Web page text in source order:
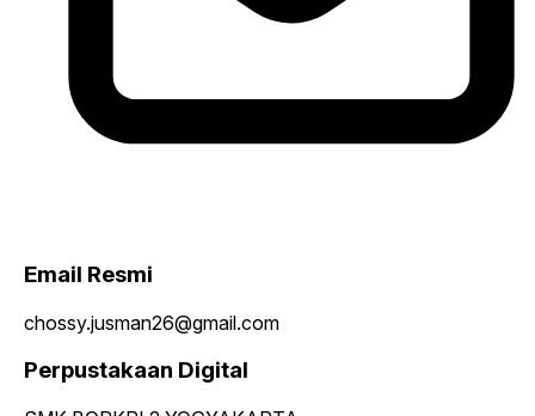
Email Resmi
chossy.jusman26@gmail.com
Perpustakaan Digital